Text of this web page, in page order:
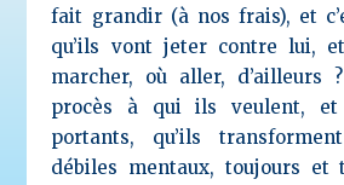
fait grandir (à nos frais), et
qu’ils vont jeter contre lui,
marcher, où aller,
procès à qui ils veulent,
portants, qu’ils
débiles mentaux, toujours et